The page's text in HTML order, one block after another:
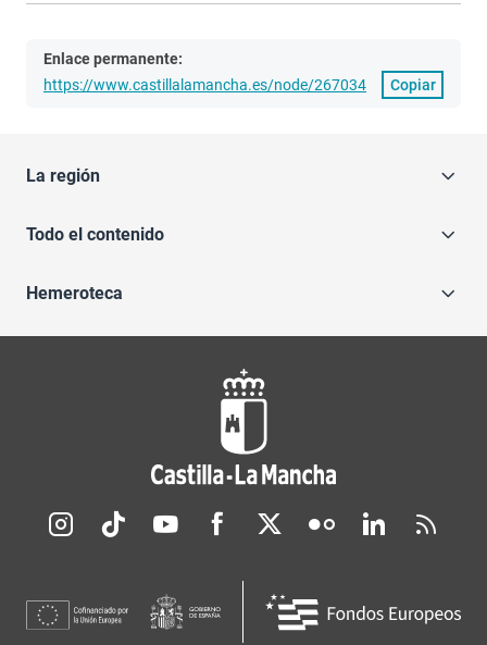
Enlace permanente:
https://www.castillalamancha.es/node/267034
Copiar
La región
Todo el contenido
Hemeroteca
Redes sociales JCCM